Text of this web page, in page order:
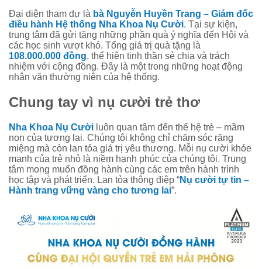
Đại diện tham dự là bà Nguyễn Huyền Trang – Giám đốc
điều hành Hệ thống Nha Khoa Nụ Cười. Tại sự kiện,
trung tâm đã gửi tặng những phần quà ý nghĩa đến Hội và
các học sinh vượt khó. Tổng giá trị quà tặng là
108.000.000 đồng, thể hiện tinh thần sẻ chia và trách
nhiệm với cộng đồng. Đây là một trong những hoạt động
nhân văn thường niên của hệ thống.
Chung tay vì nụ cười trẻ thơ
Nha Khoa Nụ Cười luôn quan tâm đến thế hệ trẻ – mầm
non của tương lai. Chúng tôi không chỉ chăm sóc răng
miệng mà còn lan tỏa giá trị yêu thương. Mỗi nụ cười khỏe
mạnh của trẻ nhỏ là niềm hạnh phúc của chúng tôi. Trung
tâm mong muốn đồng hành cùng các em trên hành trình
học tập và phát triển. Lan tỏa thông điệp “Nụ cười tự tin –
Hành trang vững vàng cho tương lai”.